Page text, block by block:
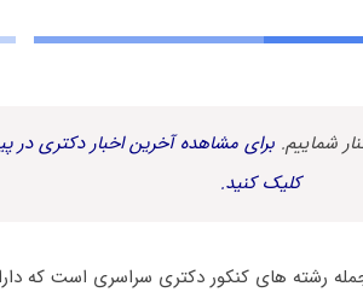
شماییم. برای مشاهده آخرین اخبار دکتری در
کلیک کنید.
جمله رشته های کنکور دکتری سراسری است که